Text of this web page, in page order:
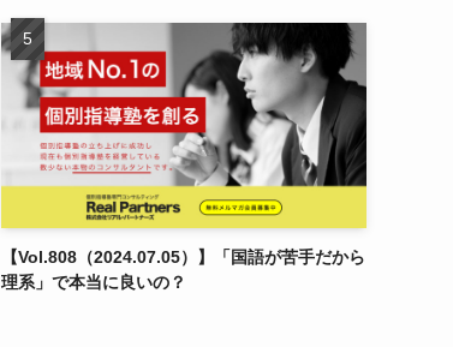
【Vol.808（2024.07.05）】「国語が苦手だから
理系」で本当に良いの？